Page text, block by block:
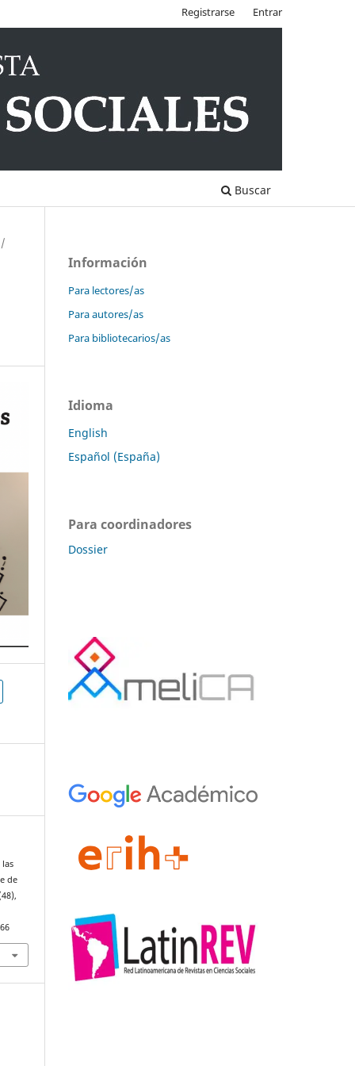
Buscar
Registrarse Entrar
/
las
de
Información
Para lectores/as
Para autores/as
Para bibliotecarios/as
Idioma
English
Español (España)
Para coordinadores
Dossier